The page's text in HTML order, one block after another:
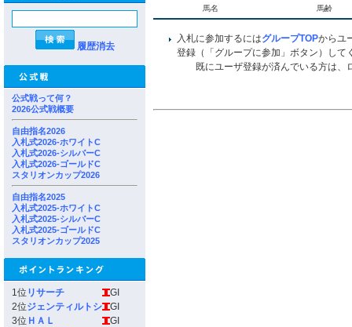
履歴消去
公式戦って何？
2026公式戦概要
自由指名2026
入札式2026-ホワイトC
入札式2026-シルバーC
入札式2026-ゴールドC
スタリオンカップ2026
自由指名2025
入札式2025-ホワイトC
入札式2025-シルバーC
入札式2025-ゴールドC
スタリオンカップ2025
1位 リサーチ
GI
2位ジェンティルトシ
GI
3位 ＨＡＬ
GI
馬名 馬齢
入札に参加するにはグループTOPからユ
登録（「グループに参加」ボタン）して
既にユーザ登録が済んでいる方は、